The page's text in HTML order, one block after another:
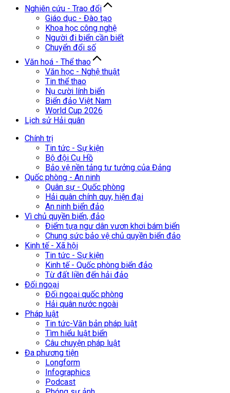
Nghiên cứu - Trao đổi
Giáo dục - Đào tạo
Khoa học công nghệ
Người đi biển cần biết
Chuyển đổi số
Văn hoá - Thể thao
Văn học - Nghệ thuật
Tin thể thao
Nụ cười lính biển
Biển đảo Việt Nam
World Cup 2026
Lịch sử Hải quân
Chính trị
Tin tức - Sự kiện
Bộ đội Cụ Hồ
Bảo vệ nền tảng tư tưởng của Đảng
Quốc phòng - An ninh
Quân sự - Quốc phòng
Hải quân chính quy, hiện đại
An ninh biển đảo
Vì chủ quyền biển, đảo
Điểm tựa ngư dân vươn khơi bám biển
Chung sức bảo vệ chủ quyền biển đảo
Kinh tế - Xã hội
Tin tức - Sự kiện
Kinh tế - Quốc phòng biển đảo
Từ đất liền đến hải đảo
Đối ngoại
Đối ngoại quốc phòng
Hải quân nước ngoài
Pháp luật
Tin tức-Văn bản pháp luật
Tìm hiểu luật biển
Câu chuyện pháp luật
Đa phương tiện
Longform
Infographics
Podcast